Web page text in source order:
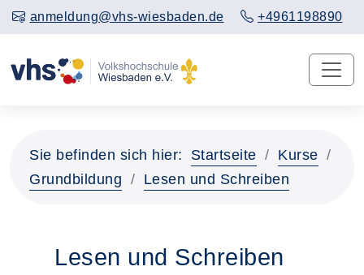
anmeldung@vhs-wiesbaden.de +4961198890
Sie befinden sich hier: Startseite
Kurse
Grundbildung
Lesen und Schreiben
Lesen und Schreiben